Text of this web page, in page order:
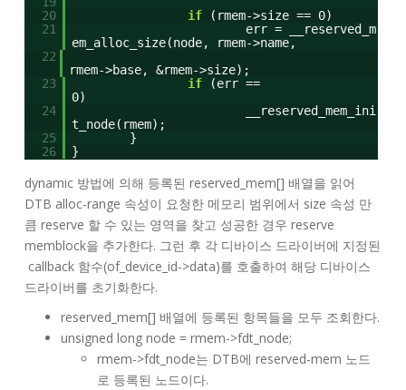
20
if
(rmem->size == 0)
21
err = __reserved_m
em_alloc_size(node, rmem->name,
22
rmem->base, &rmem->size);
23
if
(err ==
0)
24
__reserved_mem_ini
t_node(rmem);
25
}
26
}
dynamic 방법에 의해 등록된 reserved_mem[] 배열을 읽어
DTB alloc-range 속성이 요청한 메모리 범위에서 size 속성 만
큼 reserve 할 수 있는 영역을 찾고 성공한 경우 reserve
memblock을 추가한다. 그런 후 각 디바이스 드라이버에 지정된
callback 함수(of_device_id->data)를 호출하여 해당 디바이스
드라이버를 초기화한다.
reserved_mem[] 배열에 등록된 항목들을 모두 조회한다.
unsigned long node = rmem->fdt_node;
rmem->fdt_node는 DTB에 reserved-mem 노드
로 등록된 노드이다.